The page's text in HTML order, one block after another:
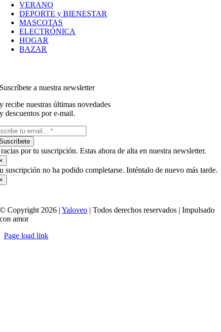
VERANO
DEPORTE y BIENESTAR
MASCOTAS
ELECTRÓNICA
HOGAR
BAZAR
Suscríbete a nuestra newsletter
y recibe nuestras últimas novedades
y descuentos por e-mail.
por tu suscripción. Estas ahora de alta en nuestra newsletter.
suscripción no ha podido completarse. Inténtalo de nuevo más tarde.
© Copyright 2026 |Yaloveo | Todos derechos reservados | Impulsado
con amor
Page load link